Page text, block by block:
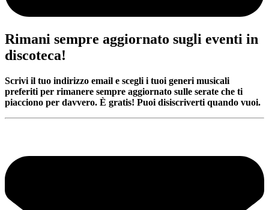
Rimani sempre aggiornato sugli eventi in
discoteca!
Scrivi il tuo indirizzo email e scegli i tuoi generi musicali
preferiti per rimanere sempre aggiornato sulle serate che ti
piacciono per davvero. È gratis! Puoi disiscriverti quando vuoi.